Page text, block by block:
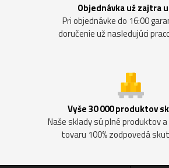
Objednávka už zajtra
Pri objednávke do 16:00
doručenie už nasledujúci
Vyše 30 000 produktov
Naše sklady sú plné produktov
tovaru 100% zodpovedá